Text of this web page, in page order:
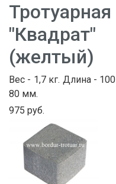
(желтый)
Вес - 1,7 кг. Длина -
80 мм.
975 руб.